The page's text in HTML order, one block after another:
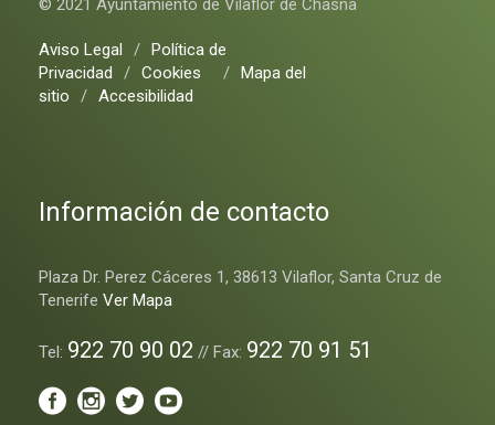
© 2021 Ayuntamiento de Vilaflor de Chasna
Aviso Legal / Política de
Privacidad
/ Cookies / Mapa del
sitio
/ Accesibilidad
Información de contacto
Plaza Dr. Perez Cáceres 1, 38613 Vilaflor, Santa Cruz de
Tenerife Ver Mapa
Tel: 922 70 90 02 // Fax: 922 70 91 51